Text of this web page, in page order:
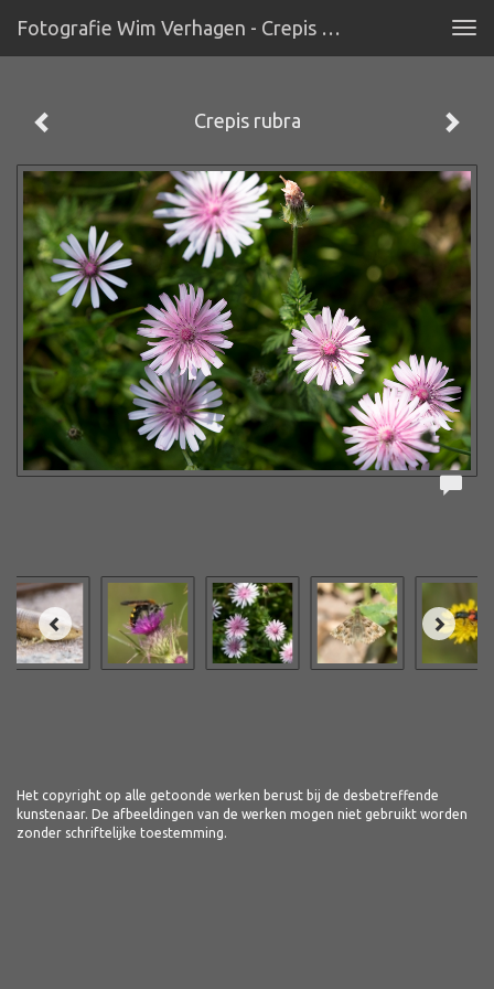
Fotografie Wim Verhagen - Crepis Rubra
Crepis rubra
Het copyright op alle getoonde werken berust bij de desbetreffende
kunstenaar. De afbeeldingen van de werken mogen niet gebruikt worden
zonder schriftelijke toestemming.